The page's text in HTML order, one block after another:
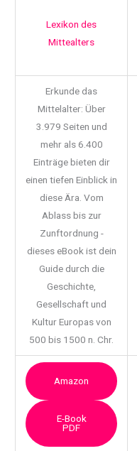
Lexikon des
Mittealters
Erkunde das
Mittelalter: Über
3.979 Seiten und
mehr als 6.400
Einträge bieten dir
einen tiefen Einblick in
diese Ära. Vom
Ablass bis zur
Zunftordnung -
dieses eBook ist dein
Guide durch die
Geschichte,
Gesellschaft und
Kultur Europas von
500 bis 1500 n. Chr.
Amazon
E-Book
PDF